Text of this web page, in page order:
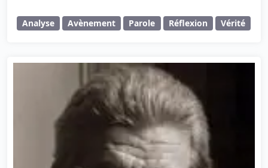
Analyse Avènement Parole Réflexion Vérité